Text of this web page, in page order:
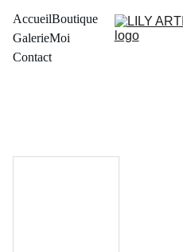
AccueilBoutique
GalerieMoi
Contact